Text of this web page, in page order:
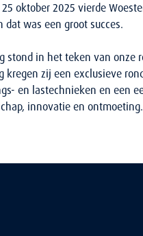
25 oktober 2025 vierde
dat was een groot succes.
stond in het teken van onze
kregen zij een exclusieve
en lastechnieken en een
innovatie en ontmoeting.